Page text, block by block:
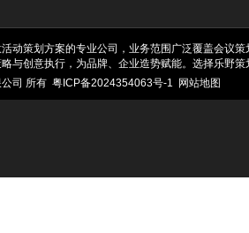
动策划方案的专业公司，业务范围广泛覆盖会议
与创意执行，为品牌、企业造势赋能。选择乐野
司 所有 粤ICP备2024354063号-1 网站地图